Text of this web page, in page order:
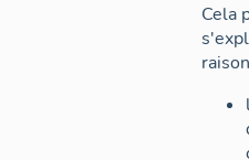
Cela